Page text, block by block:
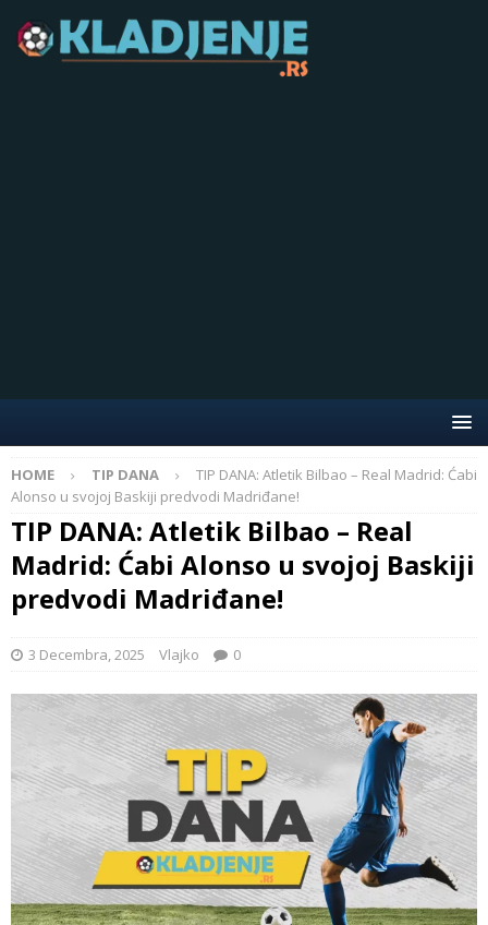
HOME TIP DANA
TIP DANA: Atletik Bilbao – Real Madrid: Ćabi
Alonso u svojoj Baskiji predvodi Madriđane!
TIP DANA: Atletik Bilbao – Real
Madrid: Ćabi Alonso u svojoj Baskiji
predvodi Madriđane!
3 Decembra, 2025 Vlajko 0